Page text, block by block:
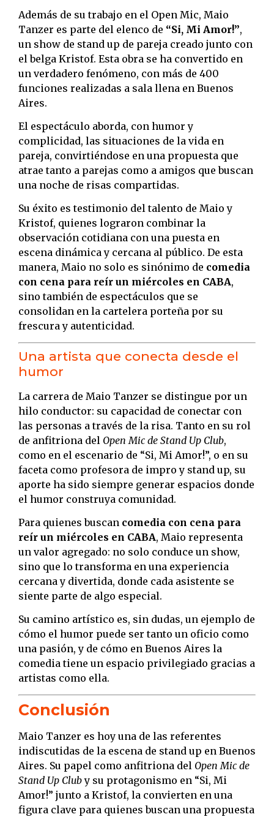
Además de su trabajo en el Open Mic, Maio
Tanzer es parte del elenco de “Si, Mi Amor!”,
un show de stand up de pareja creado junto con
el belga Kristof. Esta obra se ha convertido en
un verdadero fenómeno, con más de 400
funciones realizadas a sala llena en Buenos
Aires.
El espectáculo aborda, con humor y
complicidad, las situaciones de la vida en
pareja, convirtiéndose en una propuesta que
atrae tanto a parejas como a amigos que buscan
una noche de risas compartidas.
Su éxito es testimonio del talento de Maio y
Kristof, quienes lograron combinar la
observación cotidiana con una puesta en
escena dinámica y cercana al público. De esta
manera, Maio no solo es sinónimo de comedia
con cena para reír un miércoles en CABA,
sino también de espectáculos que se
consolidan en la cartelera porteña por su
frescura y autenticidad.
Una artista que conecta desde el
humor
La carrera de Maio Tanzer se distingue por un
hilo conductor: su capacidad de conectar con
las personas a través de la risa. Tanto en su rol
de anfitriona del Open Mic de Stand Up Club,
como en el escenario de “Si, Mi Amor!”, o en su
faceta como profesora de impro y stand up, su
aporte ha sido siempre generar espacios donde
el humor construya comunidad.
Para quienes buscan comedia con cena para
reír un miércoles en CABA, Maio representa
un valor agregado: no solo conduce un show,
sino que lo transforma en una experiencia
cercana y divertida, donde cada asistente se
siente parte de algo especial.
Su camino artístico es, sin dudas, un ejemplo de
cómo el humor puede ser tanto un oficio como
una pasión, y de cómo en Buenos Aires la
comedia tiene un espacio privilegiado gracias a
artistas como ella.
Conclusión
Maio Tanzer es hoy una de las referentes
indiscutidas de la escena de stand up en Buenos
Aires. Su papel como anfitriona del Open Mic de
Stand Up Cluby su protagonismo en “Si, Mi
Amor!” junto a Kristof, la convierten en una
figura clave para quienes buscan una propuesta